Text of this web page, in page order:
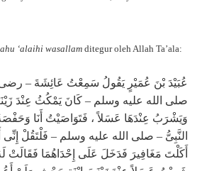
‘alaihi wasallam ditegur oleh Allah Ta’ala:
عُبَيْدَ بْنَ عُمَيْرٍ يَقُولُ سَمِعْتُ عَائِشَةَ – رضى
صلى الله عليه وسلم – كَانَ يَمْكُثُ عِنْدَ
وَيَشْرَبُ عِنْدَهَا عَسَلاً ، فَتَوَاصَيْتُ أَنَا وَحَفْصَةُ
النَّبِىُّ – صلى الله عليه وسلم – فَلْتَقُلْ
أَكَلْتَ مَغَافِيرَ فَدَخَلَ عَلَى إِحْدَاهُمَا فَقَالَتْ